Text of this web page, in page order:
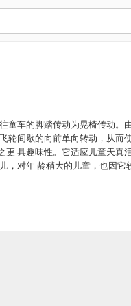
童车的脚踏传动为晃椅传动。
轮间歇的向前单向转动，从而
具趣味性。它适应儿童天真
，对年 龄稍大的儿童，也因它